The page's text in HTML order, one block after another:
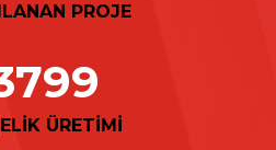
PROJE
ÜRETİMİ